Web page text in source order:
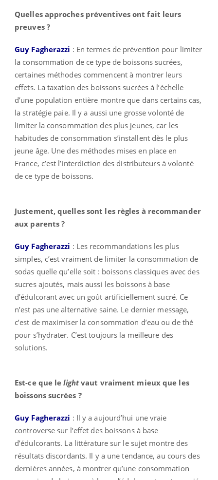
Quelles approches préventives ont fait leurs
preuves ?
Guy Fagherazzi : En termes de prévention pour limiter
la consommation de ce type de boissons sucrées,
certaines méthodes commencent à montrer leurs
effets. La taxation des boissons sucrées à l’échelle
d’une population entière montre que dans certains cas,
la stratégie paie. Il y a aussi une grosse volonté de
limiter la consommation des plus jeunes, car les
habitudes de consommation s’installent dès le plus
jeune âge. Une des méthodes mises en place en
France, c’est l’interdiction des distributeurs à volonté
de ce type de boissons.
Justement, quelles sont les règles à recommander
aux parents ?
Guy Fagherazzi : Les recommandations les plus
simples, c’est vraiment de limiter la consommation de
sodas quelle qu’elle soit : boissons classiques avec des
sucres ajoutés, mais aussi les boissons à base
d’édulcorant avec un goût artificiellement sucré. Ce
n’est pas une alternative saine. Le dernier message,
c’est de maximiser la consommation d’eau ou de thé
pour s’hydrater. C’est toujours la meilleure des
solutions.
Est-ce que lelightvaut vraiment mieux que les
boissons sucrées ?
Guy Fagherazzi : Il y a aujourd’hui une vraie
controverse sur l’effet des boissons à base
d’édulcorants. La littérature sur le sujet montre des
résultats discordants. Il y a une tendance, au cours des
dernières années, à montrer qu’une consommation